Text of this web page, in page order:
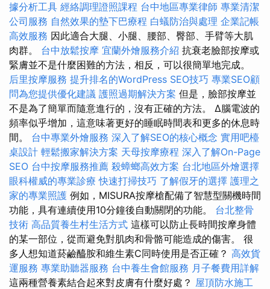
據分析工具 經絡調理證照課程 台中地區專業律師 專業清潔
公司服務 自然效果的墊下巴療程 白蟻防治與處理 企業記帳
高效服務 因此適合大腿、小腿、腰部、臀部、手臂等大肌
肉群。 台中放鬆按摩 宜蘭外燴服務介紹 抗衰老臉部按摩或
緊膚並不是什麼困難的方法，相反，可以很簡單地完成。
后里按摩服務 提升排名的WordPress SEO技巧 專業SEO顧
問為您提供優化建議 護照過期解決方案 但是，臉部按摩並
不是為了簡單而隨意進行的，沒有正確的方法。 Δ腦電波的
頻率似乎增加，這意味著更好的睡眠時間表和更多的休息時
間。 台中專業外燴服務 深入了解SEO的核心概念 實用吧檯
桌設計 輕鬆搬家解決方案 天母按摩療程 深入了解On-Page
SEO 台中按摩服務推薦 殺蟑螂高效方案 台北地區外燴選擇
眼科權威的專業診療 快速打掃技巧 了解假牙的選擇 護理之
家的專業照護 例如，MISURA按摩槍配備了智慧型關機時間
功能，具有連續使用10分鐘後自動關閉的功能。 台北整骨
技術 高品質養生村生活方式 這樣可以防止長時間按摩身體
的某一部位，從而避免對肌肉和骨骼可能造成的傷害。 很
多人想知道菸鹼醯胺和維生素C同時使用是否正確？ 高效貨
運服務 專業助聽器服務 台中養生會館服務 月子餐費用詳解
這兩種營養素結合起來對皮膚有什麼好處？ 屋頂防水施工